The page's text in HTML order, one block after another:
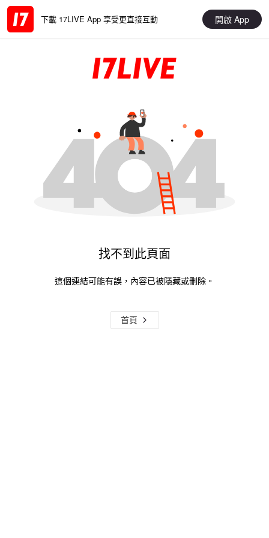
下載 17LIVE App 享受更直接互動 開啟 App
找不到此頁面
這個連結可能有誤，內容已被隱藏或刪除。
首頁